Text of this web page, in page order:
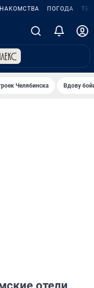
ПОГОДА
Челябинска Вдову